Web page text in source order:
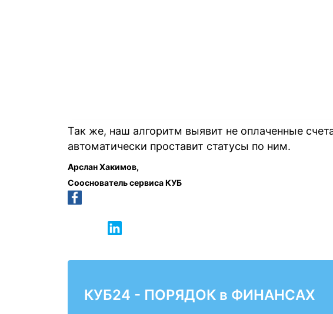
Так же, наш алгоритм выявит не оплаченные
автоматически проставит статусы по ним.
Арслан Хакимов,
Сооснователь сервиса КУБ
КУБ24 - ПОРЯДОК в ФИНАНСАХ